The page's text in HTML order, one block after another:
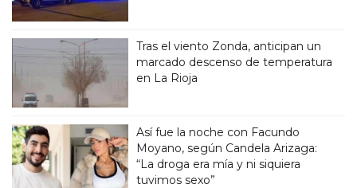
Tras el viento Zonda, anticipan un
marcado descenso de temperatura
en La Rioja
Así fue la noche con Facundo
Moyano, según Candela Arizaga:
“La droga era mía y ni siquiera
tuvimos sexo”